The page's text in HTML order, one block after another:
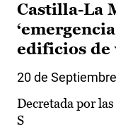
Castilla-La
edificios de
20 de
Decretada por
S